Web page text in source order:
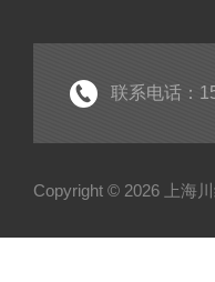
联系电话：
Copyright © 2026 上海